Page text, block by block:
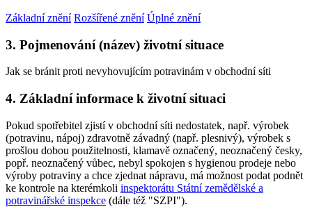
Základní znění Rozšířené znění Úplné znění
3. Pojmenování (název) životní situace
Jak se bránit proti nevyhovujícím potravinám v obchodní síti
4. Základní informace k životní situaci
Pokud spotřebitel zjistí v obchodní síti nedostatek, např. výrobek
(potravinu, nápoj) zdravotně závadný (např. plesnivý), výrobek s
prošlou dobou použitelnosti, klamavě označený, neoznačený česky,
popř. neoznačený vůbec, nebyl spokojen s hygienou prodeje nebo
výroby potraviny a chce zjednat nápravu, má možnost podat podnět
ke kontrole na kterémkoli inspektorátu Státní zemědělské a
potravinářské inspekce (dále též "SZPI").